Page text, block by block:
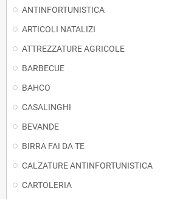
ANTINFORTUNISTICA
ARTICOLI NATALIZI
ATTREZZATURE AGRICOLE
BARBECUE
BAHCO
CASALINGHI
BEVANDE
BIRRA FAI DA TE
CALZATURE ANTINFORTUNISTICA
CARTOLERIA